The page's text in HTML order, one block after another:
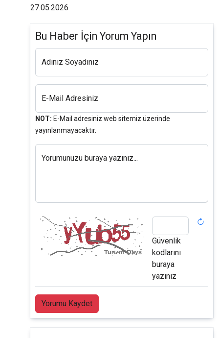
27.05.2026
Bu Haber İçin Yorum Yapın
Adınız Soyadınız
E-Mail Adresiniz
NOT: E-Mail adresiniz web sitemiz üzerinde
yayınlanmayacaktır.
Yorumunuzu buraya yazınız...
Güvenlik
kodlarını
buraya
yazınız
Yorumu Kaydet